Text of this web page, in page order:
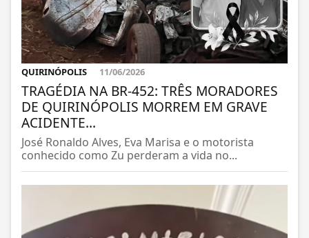
QUIRINÓPOLIS 11/06/2026
TRAGÉDIA NA BR-452: TRÊS MORADORES
DE QUIRINÓPOLIS MORREM EM GRAVE
ACIDENTE...
José Ronaldo Alves, Eva Marisa e o motorista
conhecido como Zu perderam a vida no...